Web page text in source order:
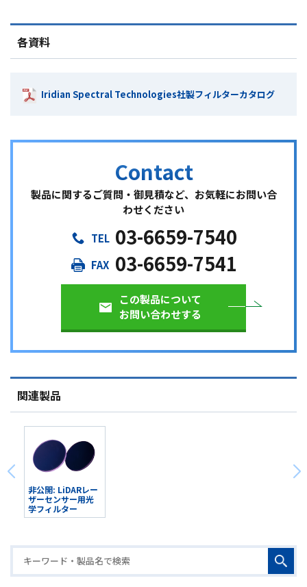
各資料
Iridian Spectral Technologies社製フィルターカタログ
製品に関するご質問・御見積など、お気軽にお問い合
わせください
03-6659-7540
03-6659-7541
この製品について
お問い合わせする
関連製品
非公開: LiDARレー
ザーセンサー用光
学フィルター